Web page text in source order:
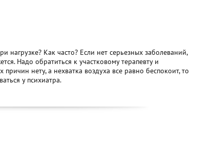
нагрузке? Как часто? Если нет серьезных заболеваний,
Надо обратиться к участковому терапевту и
причин нету, а нехватка воздуха все равно беспокоит, то
у психиатра.